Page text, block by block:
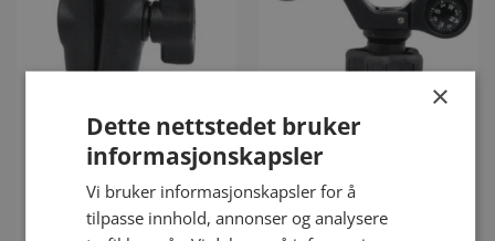
Klemmeledd for RAM
kulefeste
RAM kulefeste roverstang
med kompass og libelle
×
Dette nettstedet bruker
informasjonskapsler
Vi bruker informasjonskapsler for å
tilpasse innhold, annonser og analysere